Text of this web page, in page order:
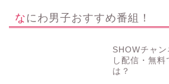
なにわ男子おすすめ番組！
SHOWチャ
し配信・無
は？